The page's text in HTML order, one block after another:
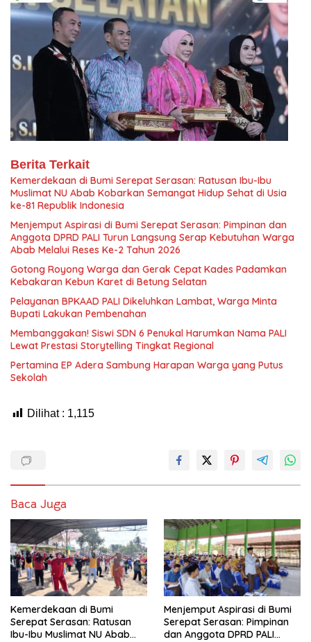
Berita Terkait
Kemerdekaan di Bumi Serepat Serasan: Ratusan Ibu-Ibu
Muslimat NU Abab Kobarkan Semangat Hidup Sehat di Usia
ke-81 Republik Indonesia
Menjemput Aspirasi di Bumi Serepat Serasan: Pimpinan dan
Anggota DPRD PALI Turun Langsung Serap Kebutuhan Warga
Abab Melalui Reses Ke-2 Tahun 2026
Gotong Royong Warga dan Gerak Cepat Kades Padamkan
Kebakaran Kebun Karet di Betung Selatan
Pelayanan BPKAAD PALI Dikeluhkan Lambat, Warga Minta
Bupati Lakukan Pembenahan
Membanggakan! Siswi SDN 6 Penukal Harumkan Nama PALI
Lewat Prestasi Storytelling Tingkat Regional
Pertamina EP Adera Sambung Harapan Warga yang Putus
Sekolah
Dilihat : 1,115
Baca Juga
Kemerdekaan di Bumi
Serepat Serasan: Ratusan
Ibu-Ibu Muslimat NU Abab
Menjemput Aspirasi di Bumi
Serepat Serasan: Pimpinan
dan Anggota DPRD PALI